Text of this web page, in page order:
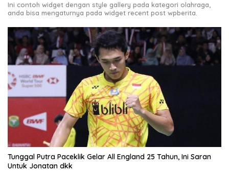
Ini contoh widget dengan style gallery pada kategori olahraga,
anda bisa mengaturnya pada widget recent post wpberita.
Tunggal Putra Paceklik Gelar All England 25 Tahun, Ini Saran
Untuk Jonatan dkk